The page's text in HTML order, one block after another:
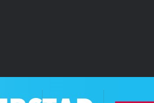
Tip de redactie